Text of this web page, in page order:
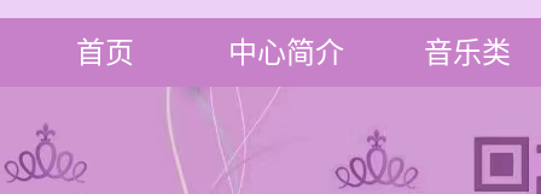
首页 中心简介 音乐类